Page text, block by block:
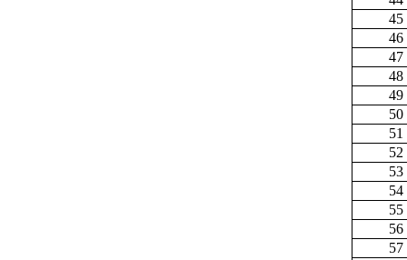
45
46
47
48
49
50
51
52
53
54
55
56
57